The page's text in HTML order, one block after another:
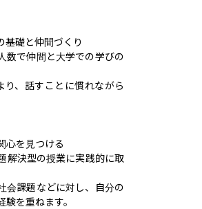
基礎と仲間づくり
数で仲間と大学での学びの
、話すことに慣れながら
心を見つける
解決型の授業に実践的に取
会課題などに対し、自分の
を重ねます。